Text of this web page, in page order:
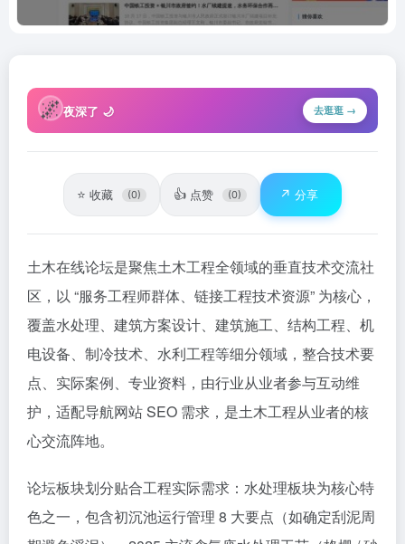
🌌 夜深了 🌙 去逛逛 →
收藏 👍 点赞 分享
土木在线论坛是聚焦土木工程全领域的垂直技术交流社
区，以 “服务工程师群体、链接工程技术资源” 为核心，
覆盖水处理、建筑方案设计、建筑施工、结构工程、机
电设备、制冷技术、水利工程等细分领域，整合技术要
点、实际案例、专业资料，由行业从业者参与互动维
护，适配导航网站 SEO 需求，是土木工程从业者的核
心交流阵地。​
论坛板块划分贴合工程实际需求：水处理板块为核心特
色之一，包含初沉池运行管理 8 大要点（如确定刮泥周